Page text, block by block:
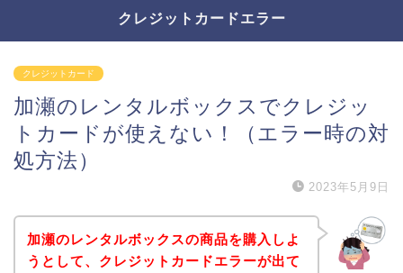
クレジットカードエラー
クレジットカード
加瀬のレンタルボックスでクレジッ
トカードが使えない！（エラー時の対
処方法）
2023年5月9日
加瀬のレンタルボックスの商品を購入しよ
うとして、クレジットカードエラーが出て